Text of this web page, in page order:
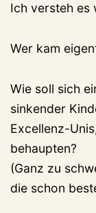
Ich versteh es
Wer kam
Wie soll sich
sinkender
Excellenz-
behaupten?
(Ganz zu
die schon